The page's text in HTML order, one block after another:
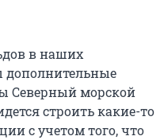
в наших
Северный морской
строить какие-то
с учетом того, что